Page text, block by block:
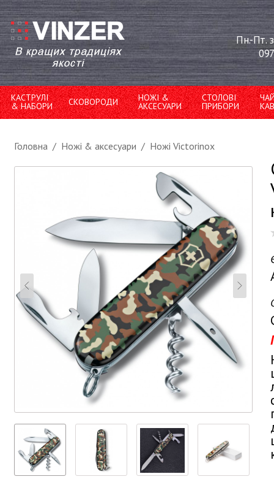
Пн.-Пт.
КАСТРУЛІ
& НАБОРИ СКОВОРОДИ НОЖІ &
АКСЕСУАРИ
СТОЛОВІ
ПРИБОРИ
Головна / Ножі & аксесуари / Ножі Victorinox